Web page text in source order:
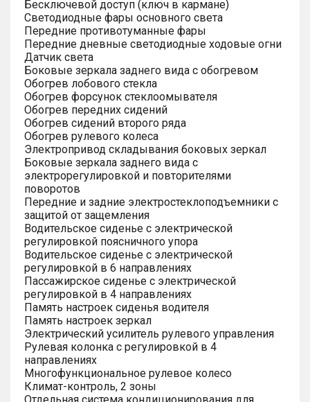
Бесключевой доступ (ключ в кармане)
Светодиодные фары основного света
Передние противотуманные фары
Передние дневные светодиодные ходовые огни
Датчик света
Боковые зеркала заднего вида с обогревом
Обогрев лобового стекла
Обогрев форсунок стеклоомывателя
Обогрев передних сидений
Обогрев сидений второго ряда
Обогрев рулевого колеса
Электропривод складывания боковых зеркал
Боковые зеркала заднего вида с
электрорегулировкой и повторителями
поворотов
Передние и задние электростеклоподъемники с
защитой от защемления
Водительское сиденье с электрической
регулировкой поясничного упора
Водительское сиденье с электрической
регулировкой в 6 направлениях
Пассажирское сиденье с электрической
регулировкой в 4 направлениях
Память настроек сиденья водителя
Память настроек зеркал
Электрический усилитель рулевого управления
Рулевая колонка с регулировкой в 4
направлениях
Многофункциональное рулевое колесо
Климат-контроль, 2 зоны
Отдельная система кондиционирования для